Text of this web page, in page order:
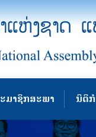
ມາຊິກສະພາ ນິຕິກ